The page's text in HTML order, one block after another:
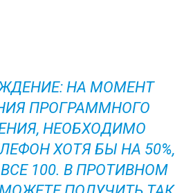
НА МОМЕНТ
ПРОГРАММНОГО
НЕОБХОДИМО
ХОТЯ БЫ НА 50%,
100. В ПРОТИВНОМ